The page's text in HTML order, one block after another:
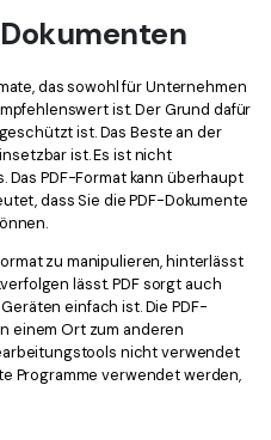
das sowohl für Unternehmen
ist. Der Grund dafür
ist. Das Beste an der
ist. Es ist nicht
PDF-Format kann überhaupt
dass Sie die PDF-Dokumente
zu manipulieren, hinterlässt
lässt. PDF sorgt auch
einfach ist. Die PDF-
einem Ort zum anderen
nicht verwendet
Programme verwendet werden,